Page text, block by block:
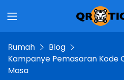
Rumah
Blog
Kampanye Pemasaran Kode
Masa